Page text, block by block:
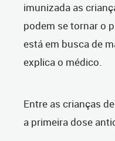
imunizada as
podem se tornar o
está em busca de
explica o médico.
Entre as crianças
a primeira dose